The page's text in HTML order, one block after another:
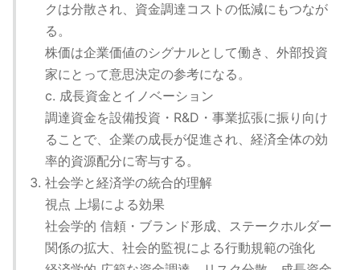
クは分散され、資金調達コストの低減にもつなが
る。
株価は企業価値のシグナルとして働き、外部投資
家にとって意思決定の参考になる。
c. 成長資金とイノベーション
調達資金を設備投資・R&D・事業拡張に振り向け
ることで、企業の成長が促進され、経済全体の効
率的資源配分に寄与する。
社会学と経済学の統合的理解
視点 上場による効果
社会学的 信頼・ブランド形成、ステークホルダー
関係の拡大、社会的監視による行動規範の強化